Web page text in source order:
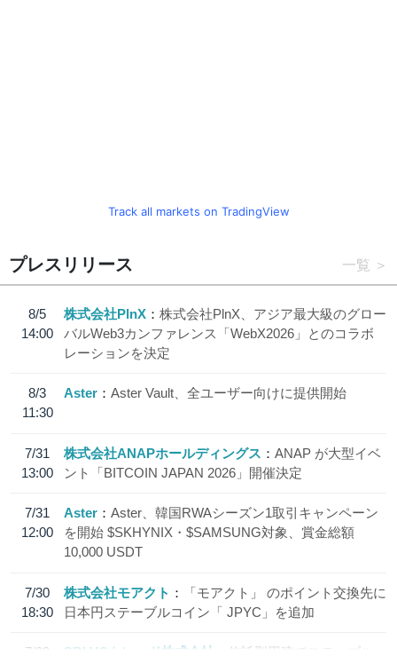
Track all markets on TradingView
プレスリリース 一覧
8/5
14:00
株式会社PlnX
株式会社PlnX、アジア最大級のグロー
バルWeb3カンファレンス「WebX2026」とのコラボ
レーションを決定
8/3
11:30
Aster Aster Vault、全ユーザー向けに提供開始
7/31
13:00
株式会社ANAPホールディングス
ANAP が大型イベ
ント「BITCOIN JAPAN 2026」開催決定
7/31
12:00
Aster
Aster、韓国RWAシーズン1取引キャンペーン
を開始 $SKHYNIX・$SAMSUNG対象、賞金総額
10,000 USDT
7/30
18:30
株式会社モアクト
「モアクト」 のポイント交換先に
日本円ステーブルコイン「 JPYC」を追加
7/29
SBI VCトレード株式会社
信託型円建てステーブル